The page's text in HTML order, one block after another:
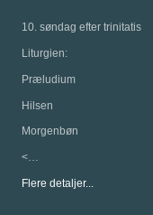
10. søndag efter trinitatis
Liturgien:
Præludium
Hilsen
Morgenbøn
<…
Flere detaljer...